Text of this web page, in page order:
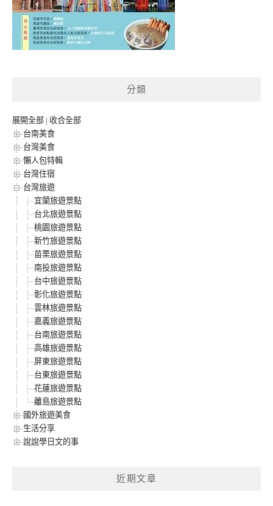
分類
展開全部 | 收合全部
台南美食
台灣美食
懶人包特輯
台灣住宿
台灣旅遊
宜蘭旅遊景點
台北旅遊景點
桃園旅遊景點
新竹旅遊景點
苗栗旅遊景點
南投旅遊景點
台中旅遊景點
彰化旅遊景點
雲林旅遊景點
嘉義旅遊景點
台南旅遊景點
高雄旅遊景點
屏東旅遊景點
台東旅遊景點
花蓮旅遊景點
離島旅遊景點
國外旅遊美食
生活分享
說說學日文的事
近期文章